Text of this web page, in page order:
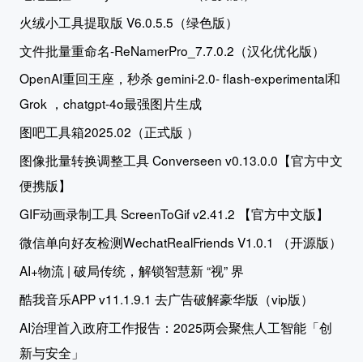
火绒小工具提取版 V6.0.5.5（绿色版）
文件批量重命名-ReNamerPro_7.7.0.2（汉化优化版）
OpenAI重回王座，秒杀 gemini-2.0- flash-experimental和
Grok ，chatgpt-4o最强图片生成
图吧工具箱2025.02（正式版 ）
图像批量转换调整工具 Converseen v0.13.0.0【官方中文
便携版】
GIF动画录制工具 ScreenToGif v2.41.2 【官方中文版】
微信单向好友检测WechatRealFriends V1.0.1 （开源版）
AI+物流 | 破局传统，解锁智慧新 “视” 界
酷我音乐APP v11.1.9.1 去广告破解豪华版（vip版）
AI治理首入政府工作报告：2025两会聚焦人工智能「创
新与安全」